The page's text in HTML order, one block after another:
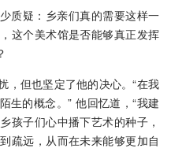
质疑：乡亲们真的需要这样一
这个美术馆是否能够真正发挥
，但也坚定了他的决心。“在我
生的概念。” 他回忆道，“我建
孩子们心中播下艺术的种子，
疏远，从而在未来能够更加自